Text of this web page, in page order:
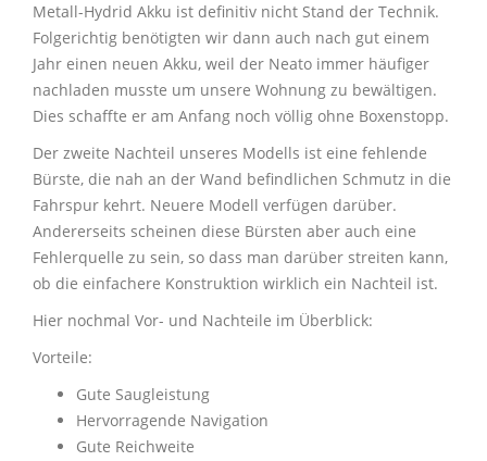
Metall-Hydrid Akku ist definitiv nicht Stand der Technik.
Folgerichtig benötigten wir dann auch nach gut einem
Jahr einen neuen Akku, weil der Neato immer häufiger
nachladen musste um unsere Wohnung zu bewältigen.
Dies schaffte er am Anfang noch völlig ohne Boxenstopp.
Der zweite Nachteil unseres Modells ist eine fehlende
Bürste, die nah an der Wand befindlichen Schmutz in die
Fahrspur kehrt. Neuere Modell verfügen darüber.
Andererseits scheinen diese Bürsten aber auch eine
Fehlerquelle zu sein, so dass man darüber streiten kann,
ob die einfachere Konstruktion wirklich ein Nachteil ist.
Hier nochmal Vor- und Nachteile im Überblick:
Vorteile:
Gute Saugleistung
Hervorragende Navigation
Gute Reichweite